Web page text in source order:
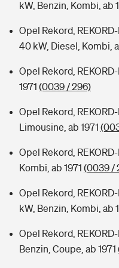
kW, Benzin, Kombi, ab
Opel Rekord,
40 kW, Diesel, Kombi,
Opel Rekord,
1971 (0039 / 296)
Opel Rekord,
Limousine, ab 1971
Opel Rekord,
Kombi, ab 1971 (0039 /
Opel Rekord,
kW, Benzin, Kombi, ab
Opel Rekord,
Benzin, Coupe, ab 1971